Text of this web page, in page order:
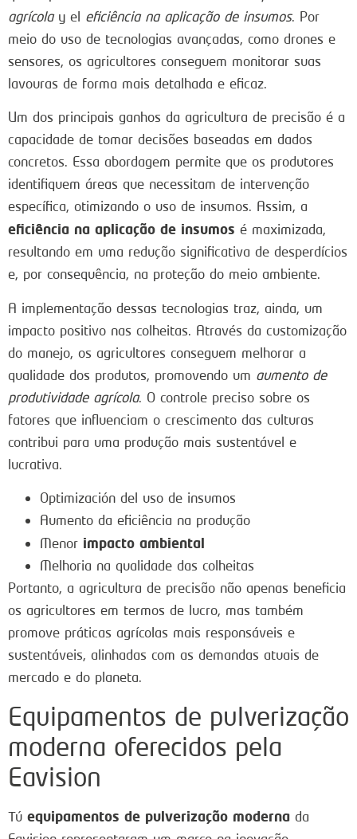
agrícolay el eficiência na aplicação de insumos. Por
meio do uso de tecnologias avançadas, como drones e
sensores, os agricultores conseguem monitorar suas
lavouras de forma mais detalhada e eficaz.
Um dos principais ganhos da agricultura de precisão é a
capacidade de tomar decisões baseadas em dados
concretos. Essa abordagem permite que os produtores
identifiquem áreas que necessitam de intervenção
específica, otimizando o uso de insumos. Assim, a
eficiência na aplicação de insumos é maximizada,
resultando em uma redução significativa de desperdícios
e, por consequência, na proteção do meio ambiente.
A implementação dessas tecnologias traz, ainda, um
impacto positivo nas colheitas. Através da customização
do manejo, os agricultores conseguem melhorar a
qualidade dos produtos, promovendo um aumento de
produtividade agrícola. O controle preciso sobre os
fatores que influenciam o crescimento das culturas
contribui para uma produção mais sustentável e
lucrativa.
Optimización del uso de insumos
Aumento da eficiência na produção
Menor impacto ambiental
Melhoria na qualidade das colheitas
Portanto, a agricultura de precisão não apenas beneficia
os agricultores em termos de lucro, mas também
promove práticas agrícolas mais responsáveis e
sustentáveis, alinhadas com as demandas atuais de
mercado e do planeta.
Equipamentos de pulverização
moderna oferecidos pela
Eavision
Tú equipamentos de pulverização moderna da